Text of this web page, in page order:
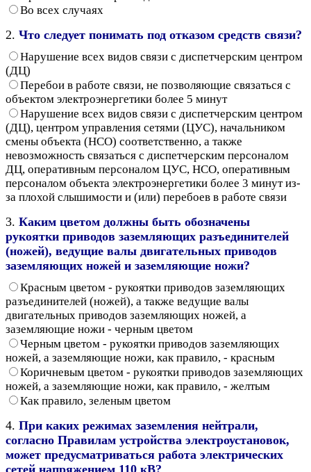
Во всех случаях
2. Что следует понимать под отказом средств связи?
Нарушение всех видов связи с диспетчерским центром
(ДЦ)
Перебои в работе связи, не позволяющие связаться с
объектом электроэнергетики более 5 минут
Нарушение всех видов связи с диспетчерским центром
(ДЦ), центром управления сетями (ЦУС), начальником
смены объекта (НСО) соответственно, а также
невозможность связаться с диспетчерским персоналом
ДЦ, оперативным персоналом ЦУС, НСО, оперативным
персоналом объекта электроэнергетики более 3 минут из-
за плохой слышимости и (или) перебоев в работе связи
3. Каким цветом должны быть обозначены
рукоятки приводов заземляющих разъединителей
(ножей), ведущие валы двигательных приводов
заземляющих ножей и заземляющие ножи?
Красным цветом - рукоятки приводов заземляющих
разъединителей (ножей), а также ведущие валы
двигательных приводов заземляющих ножей, а
заземляющие ножи - черным цветом
Черным цветом - рукоятки приводов заземляющих
ножей, а заземляющие ножи, как правило, - красным
Коричневым цветом - рукоятки приводов заземляющих
ножей, а заземляющие ножи, как правило, - желтым
Как правило, зеленым цветом
4. При каких режимах заземления нейтрали,
согласно Правилам устройства электроустановок,
может предусматриваться работа электрических
сетей напряжением 110 кВ?